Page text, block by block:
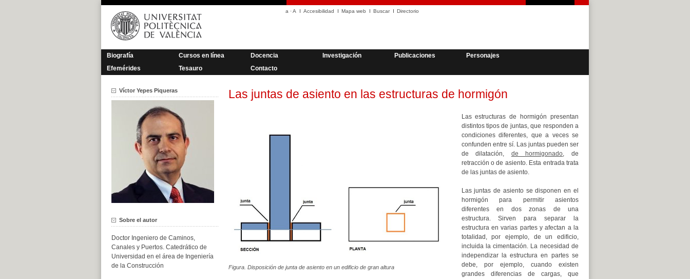
Saltar
contenido
a ·A Accesibilidad Mapa web Buscar Directorio
Biografía Cursos en línea Docencia Investigación Publicaciones
Personajes
Efemérides
Tesauro Contacto
Las juntas de asiento en las estructuras de hormigón
Figura. Disposición de junta de asiento en un edificio de gran altura
Las estructuras de hormigón presentan
distintos tipos de juntas, que responden a
condiciones diferentes, que a veces se
confunden entre sí. Las juntas pueden ser
de dilatación, de hormigonado, de
retracción o de asiento. Esta entrada trata
de las juntas de asiento.
Las juntas de asiento se disponen en el
hormigón para permitir asientos
diferentes en dos zonas de una
estructura. Sirven para separar la
estructura en varias partes y afectan a la
totalidad, por ejemplo, de un edificio,
incluida la cimentación. La necesidad de
independizar la estructura en partes se
debe, por ejemplo, cuando existen
grandes diferencias de cargas, que
Víctor Yepes Piqueras
Sobre el autor
Doctor Ingeniero de Caminos,
Canales y Puertos. Catedrático de
Universidad en el área de Ingeniería
de la Construcción